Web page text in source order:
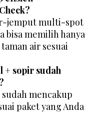
jemput multi-spot
bisa memilih hanya
air sesuai
+ sopir sudah
mencakup
paket yang Anda